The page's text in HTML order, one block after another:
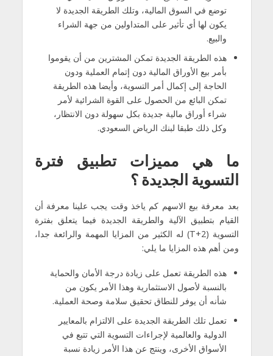
توضع في السوق المالية، وتلك الطريقة الجديدة لا
يكون لها أي تأثير على المتداولين من جهة الشراء
والبيع.
هذه الطريقة الجديدة تمكن المشترين من أن يقوموا
بأمر بيع الأوراق المالية دون إتمام العملية ودون
الحاجة إلى إكمال أمر التسوية، وأيضا هذه الطريقة
تمكن البائع من الحصول على القوة الشرائية لأمر
شراء أوراق مالية جديدة بكل سهولة دون الانتظار،
وكل ذلك طبقا لبنك الرياض السعودي.
ما هي مميزات تطبيق فترة
التسوية الجديدة ؟
بعد معرفة بيع الاسهم كم ياخذ وقت يجب علينا معرفة أن
القيام بتطبيق الآلية والطريقة الجديدة فيما يتعلق بفترة
التسوية (T+2) له الكثير من المزايا المهمة والرائعة جدا،
ومن أهم هذه المزايا ما يلي:
هذه الطريقة تعمل على زيادة درجة الأمان والحماية
بالنسبة لأصول الاستثمارية وهذا الأمر يكون من
شأنه أن يوفر للنطاق تحقيق سلامة وصحة العملية.
تعمل تلك الطريقة الجديدة على الالتزام بالمعايير
الدولية والعالمية لإجراءات التسوية التي تتبع في
الأسواق الأخرى، وينتج عن هذا الأمر زيادة نسبة